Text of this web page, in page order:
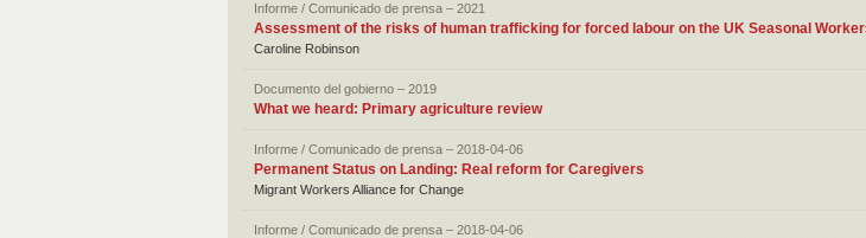
Informe / Comunicado de prensa – 2021
Assessment of the risks of human trafficking for forced labour on the UK Seasonal
Caroline Robinson
Documento del gobierno – 2019
What we heard: Primary agriculture review
Informe / Comunicado de prensa – 2018-04-06
Permanent Status on Landing: Real reform for Caregivers
Migrant Workers Alliance for Change
Informe / Comunicado de prensa – 2018-04-06